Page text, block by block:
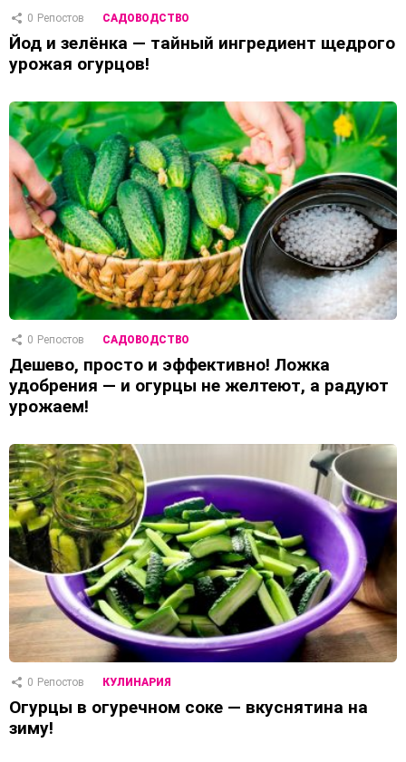
0 Репостов САДОВОДСТВО
Йод и зелёнка — тайный ингредиент щедрого
урожая огурцов!
0 Репостов САДОВОДСТВО
Дешево, просто и эффективно! Ложка
удобрения — и огурцы не желтеют, а радуют
урожаем!
0 Репостов КУЛИНАРИЯ
Огурцы в огуречном соке — вкуснятина на
зиму!